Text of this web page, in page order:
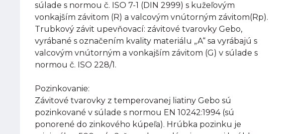
súlade s normou č. ISO 7-1 (DIN 2999) s kužeľovým
vonkajším závitom (R) a valcovým vnútorným závitom(Rp).
Trubkový závit upevňovací: závitové tvarovky Gebo,
vyrábané s označením kvality materiálu „A“ sa vyrábajú s
valcovým vnútorným a vonkajším závitom (G) v súlade s
normou č. ISO 228/1.
Pozinkovanie:
Závitové tvarovky z temperovanej liatiny Gebo sú
pozinkované v súlade s normou EN 10242:1994 (sú
ponorené do zinkového kúpeľa). Hrúbka pozinku je